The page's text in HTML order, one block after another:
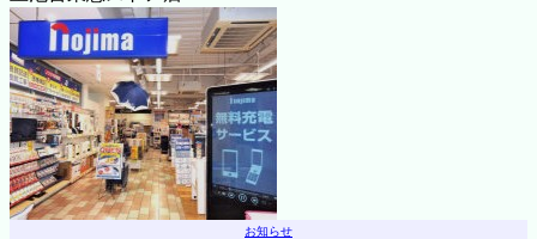
お知らせ